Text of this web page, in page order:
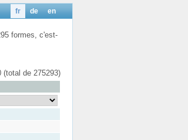
en
de
fr
formes, c'est-
(total de 275293)